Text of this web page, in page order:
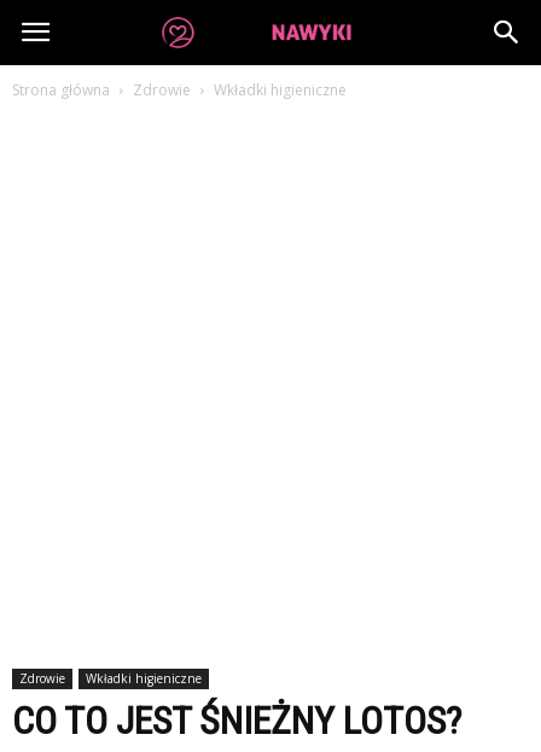
dobrenawyki.pl
Strona główna Zdrowie Wkładki higieniczne
Zdrowie Wkładki higieniczne
CO TO JEST ŚNIEŻNY LOTOS?